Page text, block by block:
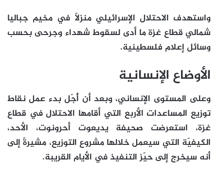
واستهدف الاحتلال الإسرائيلي منزلاً في مخيم جباليا
شمالي قطاع غزة ما أدى لسقوط شهداء وجرحى بحسب
وسائل إعلام فلسطينية.
الأوضاع الإنسانية
وعلى المستوى الإنساني، وبعد أن أُجّل بدء عمل نقاط
توزيع المساعدات الأربع التي أقامها الاحتلال في قطاع
غزة، استعرضت صحيفة يديعوت أحرونوت، الأحد،
الكيفيّة التي سيعمل خلالها مشروع التوزيع، مشيرةً إلى
أنه سيخرج إلى حيّز التنفيذ في الأيام القريبة.